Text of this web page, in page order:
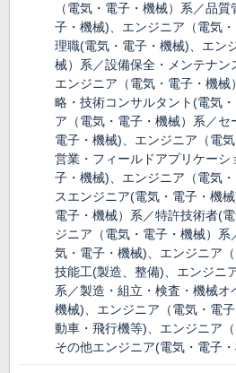
（電気・電子・機械）系／品
子・機械)、エンジニア（電気
理職(電気・電子・機械)、エン
械）系／設備保全・メンテナン
エンジニア（電気・電子・機
略・技術コンサルタント(電気
ア（電気・電子・機械）系／セ
電子・機械)、エンジニア（電
営業・フィールドアプリケー
子・機械)、エンジニア（電気
スエンジニア(電気・電子・機
電子・機械）系／特許技術者(
ジニア（電気・電子・機械）
気・電子・機械)、エンジニア
技能工(製造、整備)、エンジニ
系／製造・組立・検査・機械オ
機械)、エンジニア（電気・電
動車・飛行機等)、エンジニア
その他エンジニア(電気・電子